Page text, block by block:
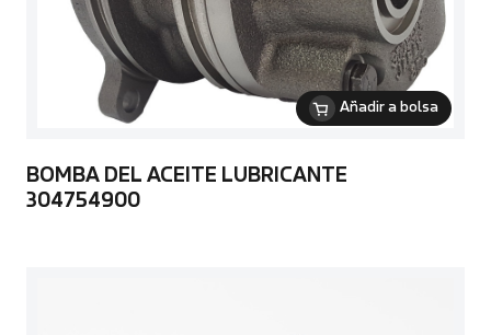
Añadir a bolsa
BOMBA DEL ACEITE LUBRICANTE
304754900